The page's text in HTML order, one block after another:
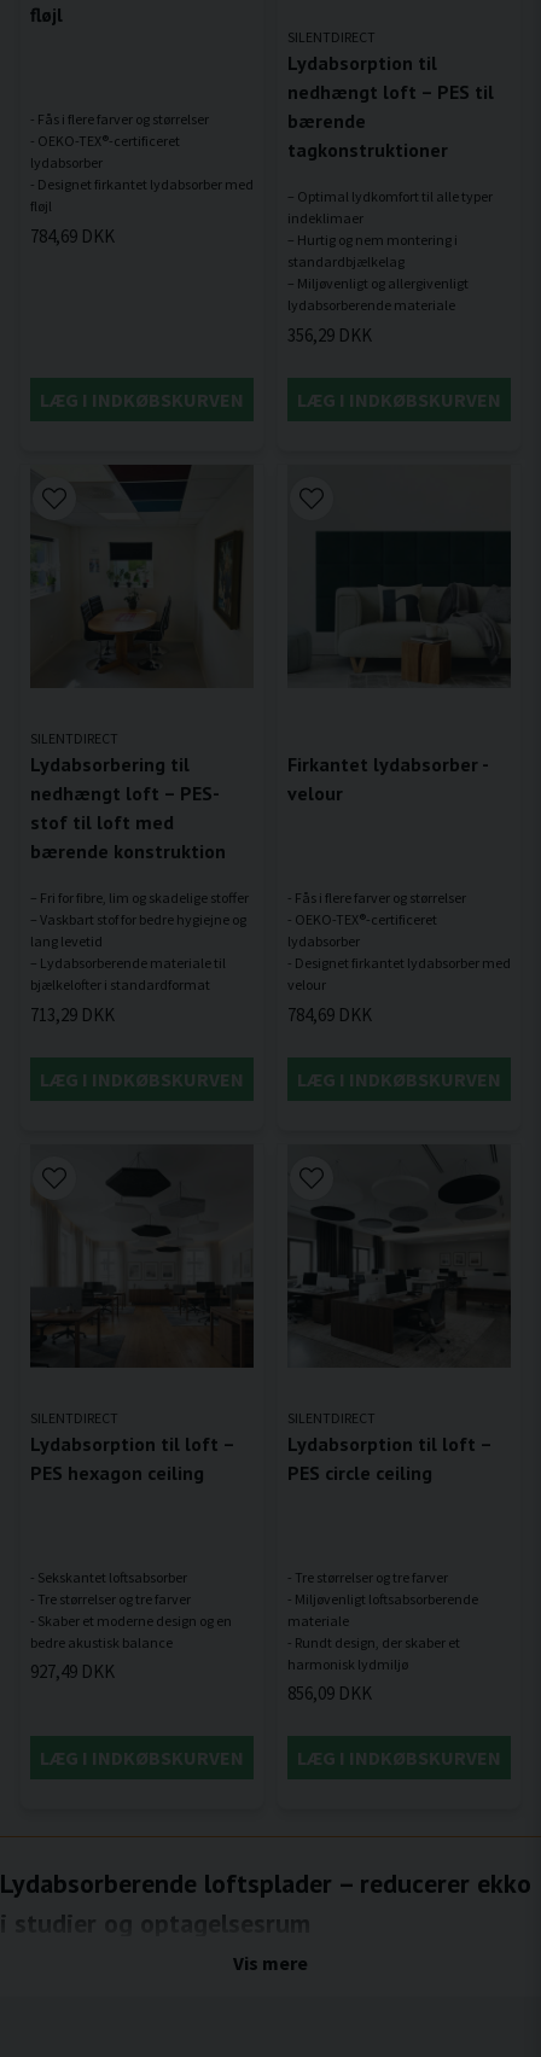
fløjl
- Fås i flere farver og størrelser
- OEKO-TEX®-certificeret
lydabsorber
- Designet firkantet lydabsorber med
784,69 DKK
LÆG I INDKØBSKURVEN
SILENTDIRECT
Lydabsorption til
nedhængt loft – PES til
bærende
tagkonstruktioner
– Optimal lydkomfort til alle typer
indeklimaer
– Hurtig og nem montering i
standardbjælkelag
– Miljøvenligt og allergivenligt
356,29 DKK
LÆG I INDKØBSKURVEN
SILENTDIRECT
Lydabsorbering til
nedhængt loft – PES-
stof til loft med
bærende konstruktion
– Fri for fibre, lim og skadelige stoffer
– Vaskbart stof for bedre hygiejne og
lang levetid
– Lydabsorberende materiale til
713,29 DKK
LÆG I INDKØBSKURVEN
Firkantet lydabsorber -
velour
- Fås i flere farver og størrelser
- OEKO-TEX®-certificeret
lydabsorber
- Designet firkantet lydabsorber med
784,69 DKK
LÆG I INDKØBSKURVEN
SILENTDIRECT
Lydabsorption til loft –
PES hexagon ceiling
- Sekskantet loftsabsorber
- Tre størrelser og tre farver
- Skaber et moderne design og en
927,49 DKK
LÆG I INDKØBSKURVEN
SILENTDIRECT
Lydabsorption til loft –
PES circle ceiling
- Tre størrelser og tre farver
- Miljøvenligt loftsabsorberende
materiale
- Rundt design, der skaber et
856,09 DKK
LÆG I INDKØBSKURVEN
Lydabsorberende loftsplader – reducerer ekko
i studier og optagelsesrum
Et stabilt fundament for kontrolleret akustik i studier
Vis mere